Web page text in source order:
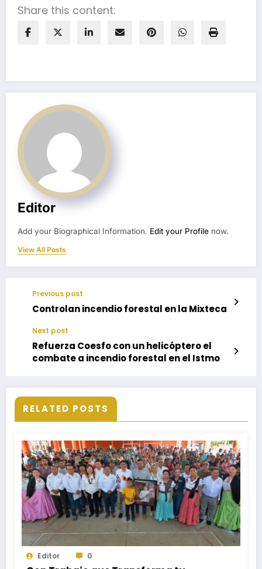
Share this content:
Editor
Add your Biographical Information. Edit your Profile now.
View All Posts
Previous post
Controlan incendio forestal en la Mixteca
Next post
Refuerza Coesfo con un helicóptero el
combate a incendio forestal en el Istmo
RELATED POSTS
Editor 0